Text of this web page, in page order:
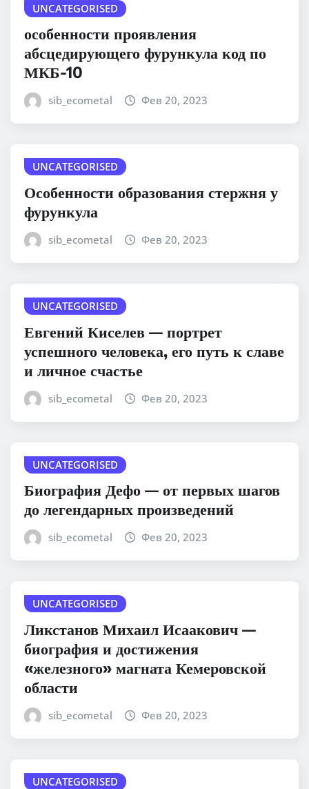
UNCATEGORISED
особенности проявления
абсцедирующего фурункула код по
МКБ-10
sib_ecometal Фев 20, 2023
UNCATEGORISED
Особенности образования стержня у
фурункула
sib_ecometal Фев 20, 2023
UNCATEGORISED
Евгений Киселев — портрет
успешного человека, его путь к славе
и личное счастье
sib_ecometal Фев 20, 2023
UNCATEGORISED
Биография Дефо — от первых шагов
до легендарных произведений
sib_ecometal Фев 20, 2023
UNCATEGORISED
Ликстанов Михаил Исаакович —
биография и достижения
«железного» магната Кемеровской
области
sib_ecometal Фев 20, 2023
UNCATEGORISED